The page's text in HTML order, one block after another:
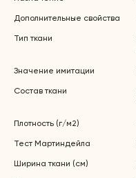
Дополнительные свойства
Тип ткани
Значение имитации
Состав ткани
Плотность (г/м2)
Тест Мартиндейла
Ширина ткани (см)